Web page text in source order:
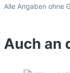
Alle Angaben ohne
Auch an